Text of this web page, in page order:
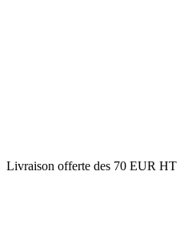
Livraison offerte des 70 EUR HT